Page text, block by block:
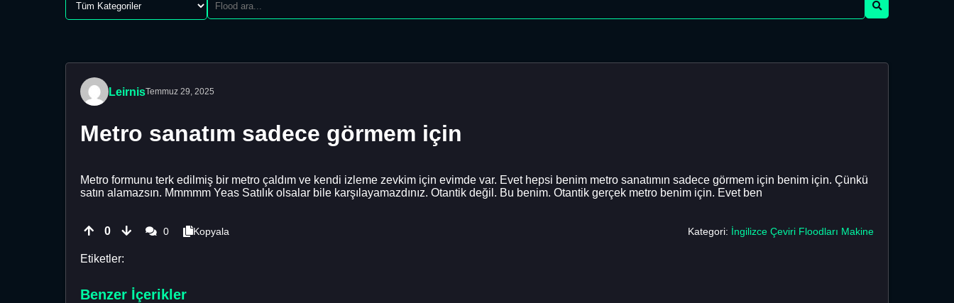
LeirnisTemmuz 29, 2025
Metro sanatım sadece görmem için
Metro formunu terk edilmiş bir metro çaldım ve kendi izleme zevkim için evimde var. Evet hepsi benim metro sanatımın sadece görmem için benim için. Çünkü
satın alamazsın. Mmmmm Yeas Satılık olsalar bile karşılayamazdınız. Otantik değil. Bu benim. Otantik gerçek metro benim için. Evet ben
0 0 Kopyala Kategori: İngilizce Çeviri Floodları Makine
Etiketler:
Benzer İçerikler